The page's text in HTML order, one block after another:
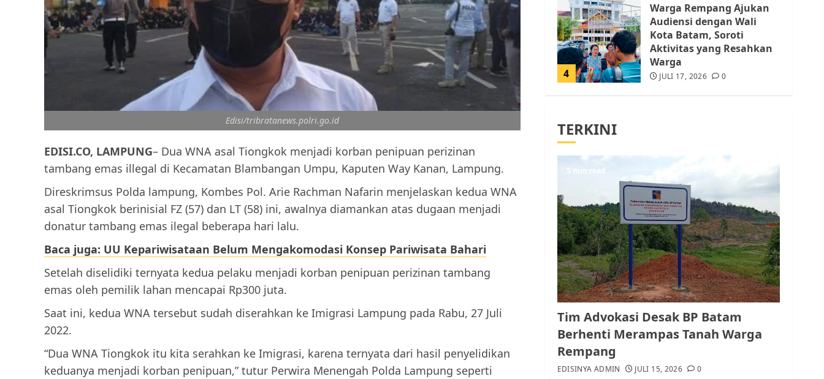
Edisi/tribratanews.polri.go.id
EDISI.CO, LAMPUNG– Dua WNA asal Tiongkok menjadi korban penipuan perizinan
tambang emas illegal di Kecamatan Blambangan Umpu, Kaputen Way Kanan, Lampung.
Direskrimsus Polda lampung, Kombes Pol. Arie Rachman Nafarin menjelaskan kedua WNA
asal Tiongkok berinisial FZ (57) dan LT (58) ini, awalnya diamankan atas dugaan menjadi
donatur tambang emas ilegal beberapa hari lalu.
Baca juga: UU Kepariwisataan Belum Mengakomodasi Konsep Pariwisata Bahari
Setelah diselidiki ternyata kedua pelaku menjadi korban penipuan perizinan tambang
emas oleh pemilik lahan mencapai Rp300 juta.
Saat ini, kedua WNA tersebut sudah diserahkan ke Imigrasi Lampung pada Rabu, 27 Juli
2022.
“Dua WNA Tiongkok itu kita serahkan ke Imigrasi, karena ternyata dari hasil penyelidikan
keduanya menjadi korban penipuan,” tutur Perwira Menengah Polda Lampung seperti
4
Warga Rempang Ajukan
Audiensi dengan Wali
Kota Batam, Soroti
Aktivitas yang Resahkan
Warga
JULI 17, 2026 0
5 JULI 15, 2026
1
Pemko Batam Tegaskan
RT dan RW bukan Petugas
Pendataan dan
Pemungutan Pajak
AGUSTUS 1, 2026 0
2
Kader Pajak jadi
Penghubung Pemerintah
dan Masyarakat di
Lingkungan RT/RW
TERKINI
5 min read
Tim Advokasi Desak BP Batam
Berhenti Merampas Tanah Warga
Rempang
EDISINYA ADMIN JULI 15, 2026 0